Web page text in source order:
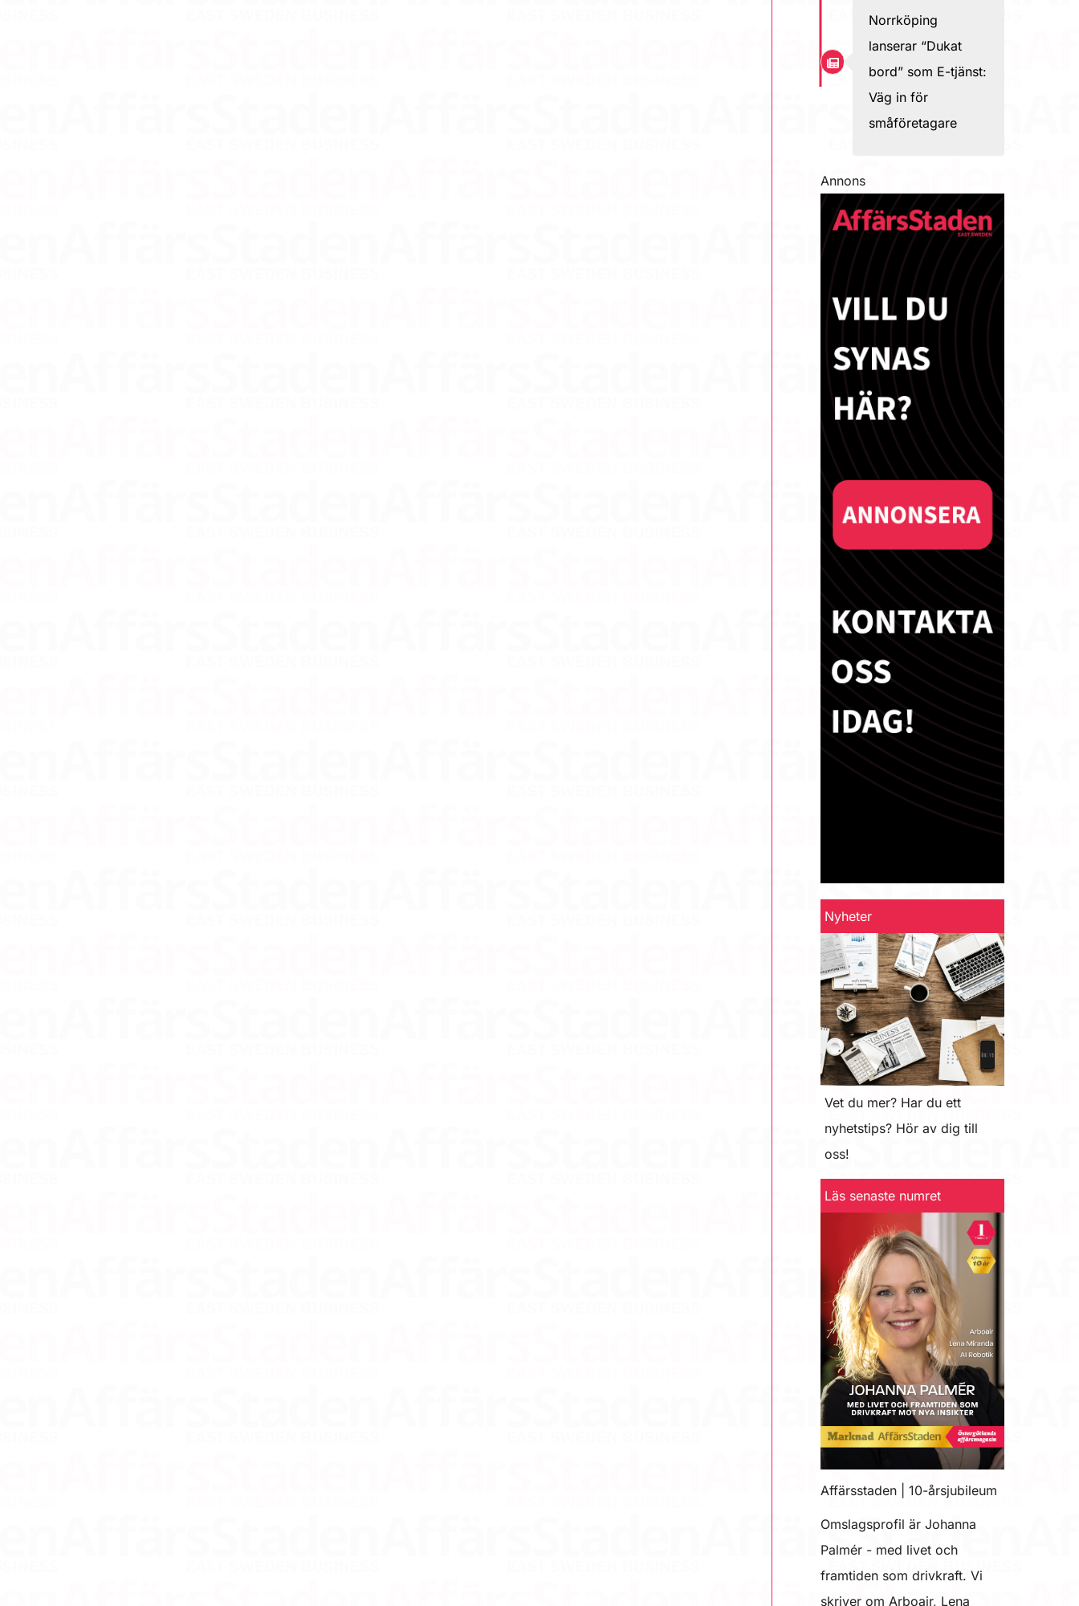
Norrköping
lanserar “Dukat
bord” som E-tjänst:
Väg in för
småföretagare
Annons
Nyheter
Vet du mer? Har du ett
nyhetstips? Hör av dig till
oss!
Läs senaste numret
Affärsstaden | 10-årsjubileum
Omslagsprofil är Johanna
Palmér - med livet och
framtiden som drivkraft. Vi
skriver om Arboair, Lena